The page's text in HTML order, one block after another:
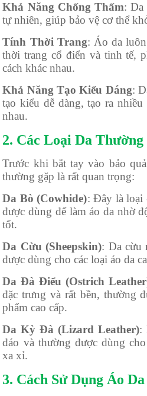
Khả Năng Chống Thấm: Da
tự nhiên, giúp bảo vệ cơ thể
Tính Thời Trang: Áo da
thời trang cổ điển và tinh tế,
cách khác nhau.
Khả Năng Tạo Kiểu Dáng:
tạo kiểu dễ dàng, tạo ra
nhau.
2. Các Loại Da Thường
Trước khi bắt tay vào bảo
thường gặp là rất quan trọng:
Da Bò (Cowhide): Đây là loại
được dùng để làm áo da nhờ
tốt.
Da Cừu (Sheepskin): Da cừu
được dùng cho các loại áo da
Da Đà Điểu (Ostrich
đặc trưng và rất bền, thường
phẩm cao cấp.
Da Kỳ Đà (Lizard Leather):
đáo và thường được dùng
xa xỉ.
3. Cách Sử Dụng Áo